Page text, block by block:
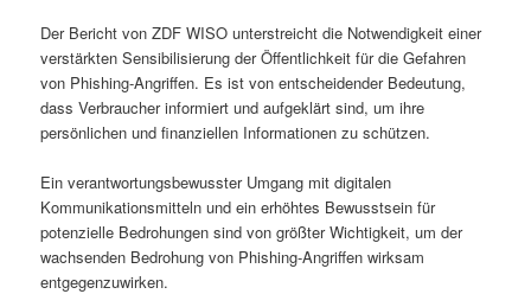
Der Bericht von ZDF WISO unterstreicht die Notwendigkeit einer
verstärkten Sensibilisierung der Öffentlichkeit für die Gefahren
von Phishing-Angriffen. Es ist von entscheidender Bedeutung,
dass Verbraucher informiert und aufgeklärt sind, um ihre
persönlichen und finanziellen Informationen zu schützen.
Ein verantwortungsbewusster Umgang mit digitalen
Kommunikationsmitteln und ein erhöhtes Bewusstsein für
potenzielle Bedrohungen sind von größter Wichtigkeit, um der
wachsenden Bedrohung von Phishing-Angriffen wirksam
entgegenzuwirken.